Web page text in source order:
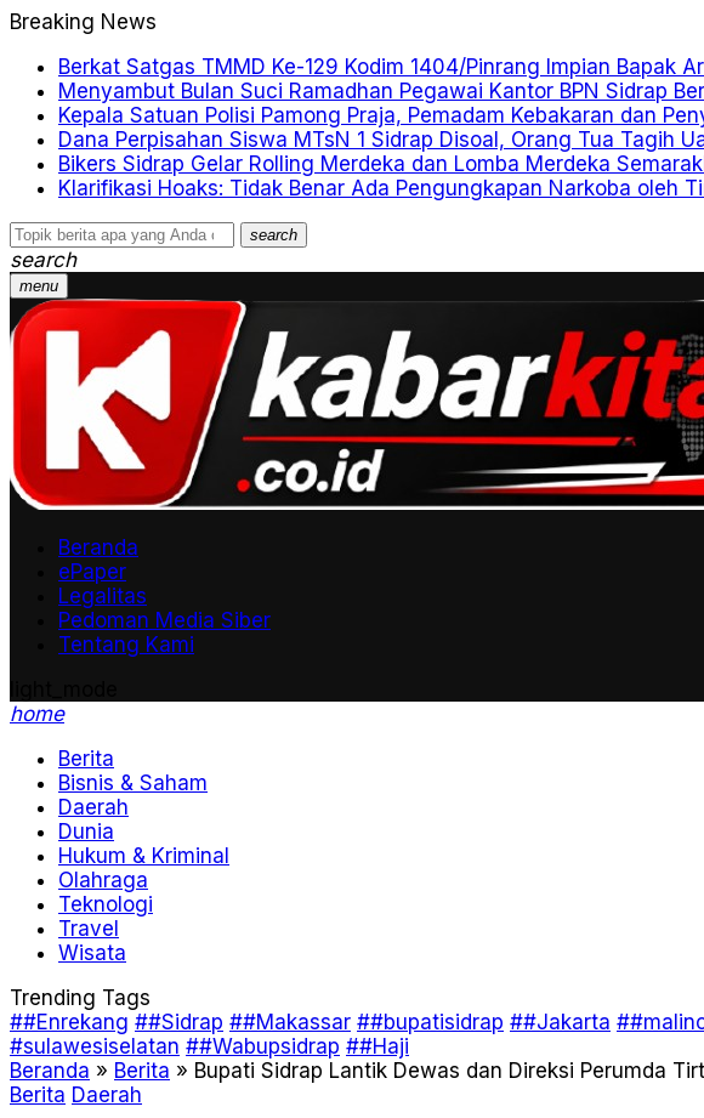
Breaking News
Berkat Satgas TMMD Ke-129 Kodim 1404/Pinrang Impian Bapak
Menyambut Bulan Suci Ramadhan Pegawai Kantor BPN Sidrap
Kepala Satuan Polisi Pamong Praja, Pemadam Kebakaran dan
Dana Perpisahan Siswa MTsN 1 Sidrap Disoal, Orang Tua Tagih
Bikers Sidrap Gelar Rolling Merdeka dan Lomba Merdeka
Klarifikasi Hoaks: Tidak Benar Ada Pengungkapan Narkoba oleh
search
search
menu
Beranda
ePaper
Legalitas
Pedoman Media Siber
Tentang Kami
home
Berita
Bisnis & Saham
Daerah
Dunia
Hukum & Kriminal
Olahraga
Teknologi
Travel
Wisata
Trending Tags
##Enrekang ##Sidrap ##Makassar ##bupatisidrap ##Jakarta
#sulawesiselatan ##Wabupsidrap ##Haji
Beranda » Berita » Bupati Sidrap Lantik Dewas dan Direksi Perumda
Berita Daerah